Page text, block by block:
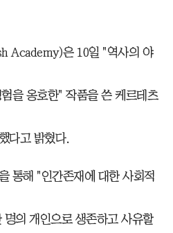
Academy)은 10일 "역사의 야
을 옹호한" 작품을 쓴 케르테츠
다고 밝혔다.
통해 "인간존재에 대한 사회적
의 개인으로 생존하고 사유할